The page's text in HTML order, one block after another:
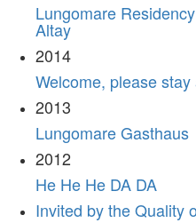
Lungomare
Altay
2014
Welcome, please stay
2013
Lungomare Gasthaus
2012
He He He DA DA
Invited by the Quality